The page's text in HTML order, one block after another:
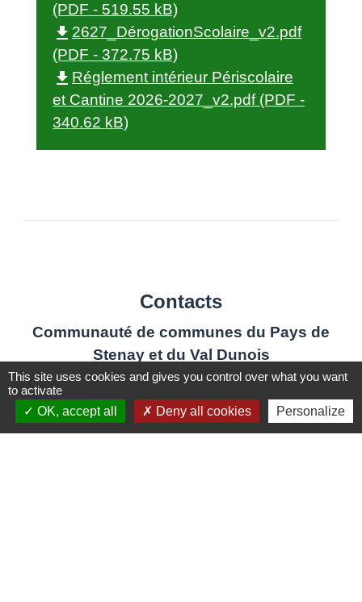
(PDF - 519.55 kB)
file_download 2627_DérogationScolaire_v2.pdf
(PDF - 372.75 kB)
file_download Réglement intérieur Périscolaire
et Cantine 2026-2027_v2.pdf (PDF -
340.62 kB)
Contacts
Communauté de communes du Pays de
Stenay et du Val Dunois
6 D, avenue de Verdun
55700 Stenay - FRANCE
+33 3 29 80 31 81
This site uses cookies and gives you control over what you want
to activate
OK, accept all
Deny all cookies Personalize